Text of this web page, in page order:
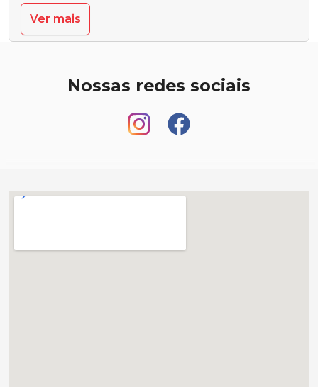
Ver mais
Nossas redes sociais